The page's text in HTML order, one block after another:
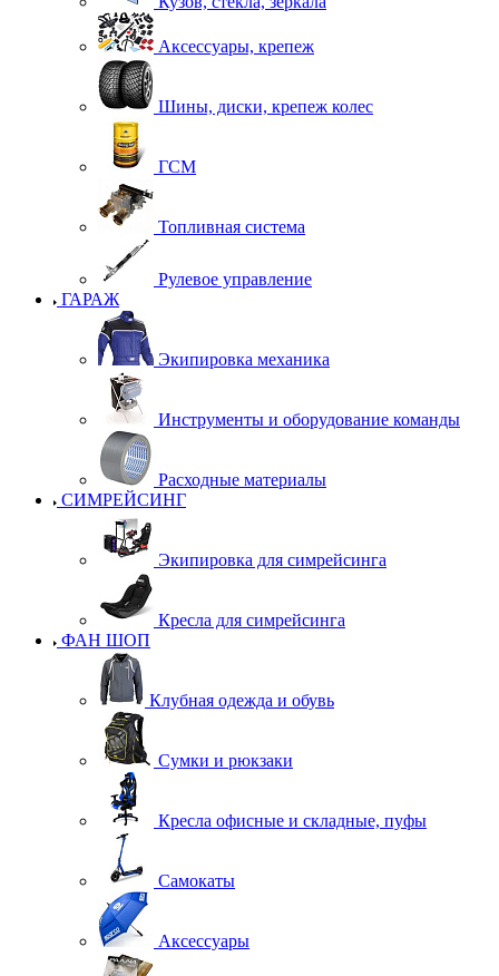
Аксессуары, крепеж
Шины, диски, крепеж колес
ГСМ
Топливная система
Рулевое управление
ГАРАЖ
Экипировка механика
Инструменты и оборудование команды
Расходные материалы
СИМРЕЙСИНГ
Экипировка для симрейсинга
Кресла для симрейсинга
ФАН ШОП
Клубная одежда и обувь
Сумки и рюкзаки
Кресла офисные и складные, пуфы
Самокаты
Аксессуары